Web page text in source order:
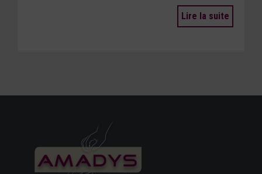
Lire la suite